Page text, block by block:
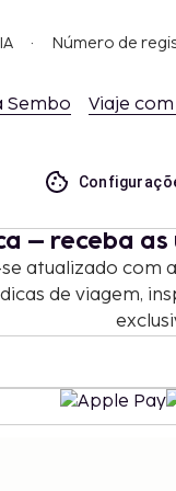
Número de
Sembo Viaje
– receba
atualizado com
de viagem,